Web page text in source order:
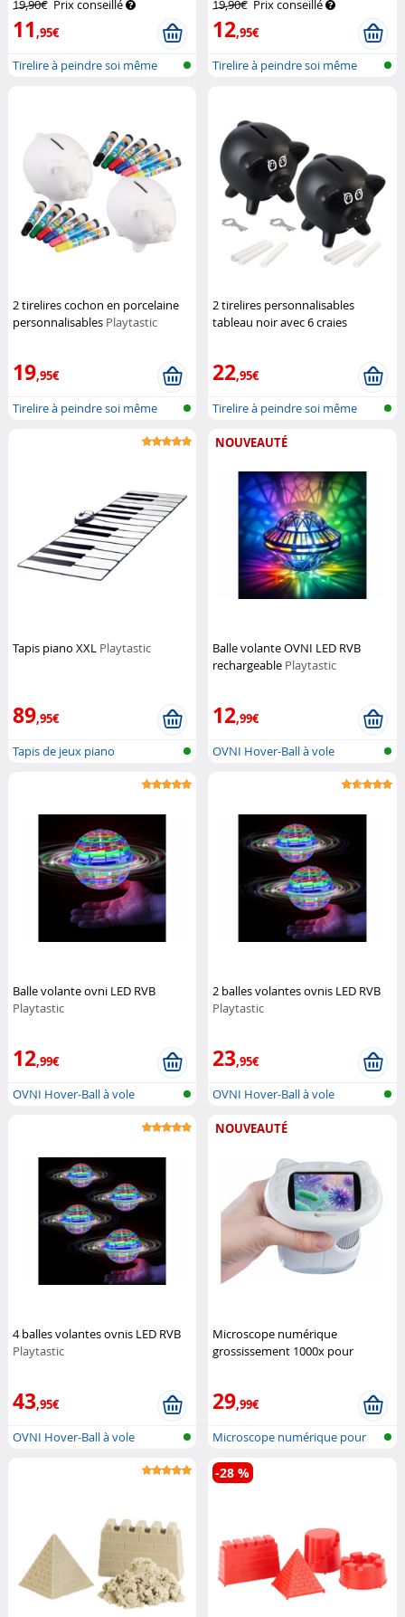
19,90€ Prix conseillé
11,95€
Tirelire à peindre soi même
19,90€ Prix conseillé
12,95€
Tirelire à peindre soi même
2 tirelires cochon en porcelaine
personnalisables Playtastic
19,95€
Tirelire à peindre soi même
2 tirelires personnalisables
tableau noir avec 6 craies
22,95€
Tirelire à peindre soi même
Tapis piano XXL Playtastic
89,95€
Tapis de jeux piano
NOUVEAUTÉ
Balle volante OVNI LED RVB
rechargeable Playtastic
12,99€
OVNI Hover-Ball à vole
Balle volante ovni LED RVB
Playtastic
12,99€
OVNI Hover-Ball à vole
2 balles volantes ovnis LED RVB
Playtastic
23,95€
OVNI Hover-Ball à vole
4 balles volantes ovnis LED RVB
Playtastic
43,95€
OVNI Hover-Ball à vole
NOUVEAUTÉ
Microscope numérique
grossissement 1000x pour
29,99€
Microscope numérique pour
enfants a...
-28 %